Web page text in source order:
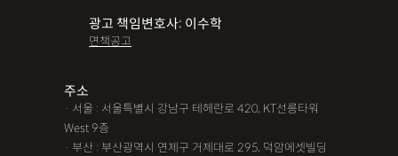
광고 책임변호사: 이수학
면책공고
주소
· 서울 : 서울특별시 강남구 테헤란로 420, KT선릉타워
West 9층
· 부산 : 부산광역시 연제구 거제대로 295, 덕암에셋빌딩